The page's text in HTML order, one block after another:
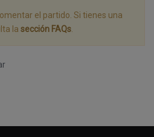
el partido. Si tienes una
la sección FAQs